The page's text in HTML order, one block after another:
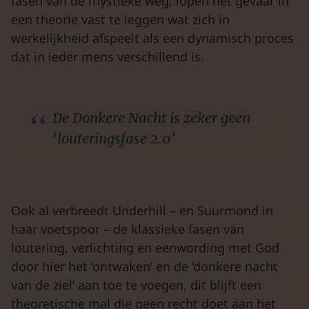
een theorie vast te leggen wat zich in
werkelijkheid afspeelt als een dynamisch proces
dat in ieder mens verschillend is.
De Donkere Nacht is zeker geen
‘louteringsfase 2.0’
Ook al verbreedt Underhill – en Suurmond in
haar voetspoor – de klassieke fasen van
loutering, verlichting en eenwording met God
door hier het ‘ontwaken’ en de ‘donkere nacht
van de ziel’ aan toe te voegen, dit blijft een
theoretische mal die geen recht doet aan het